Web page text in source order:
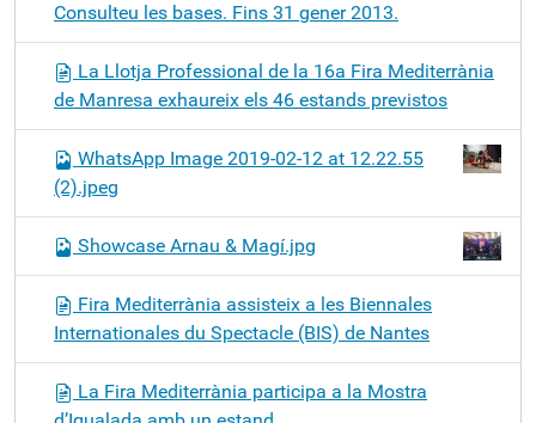
Consulteu les bases. Fins 31 gener 2013.
La Llotja Professional de la 16a Fira Mediterrània
de Manresa exhaureix els 46 estands previstos
WhatsApp Image 2019-02-12 at 12.22.55
(2).jpeg
Showcase Arnau & Magí.jpg
Fira Mediterrània assisteix a les Biennales
Internationales du Spectacle (BIS) de Nantes
La Fira Mediterrània participa a la Mostra